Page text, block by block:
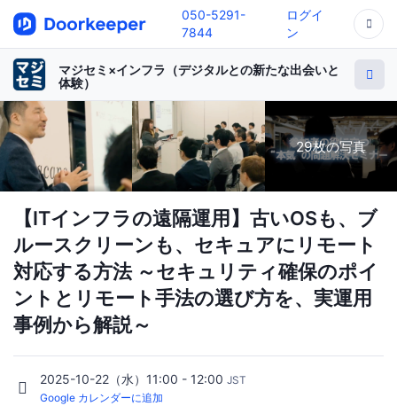
050-5291-
7844
ログイ
ン
マジセミ×インフラ（デジタルとの新たな出会いと
体験）
29枚の写真
【ITインフラの遠隔運用】古いOSも、ブ
ルースクリーンも、セキュアにリモート
対応する方法 ～セキュリティ確保のポイ
ントとリモート手法の選び方を、実運用
事例から解説～
2025-10-22（水）11:00 - 12:00 JST
Google カレンダーに追加